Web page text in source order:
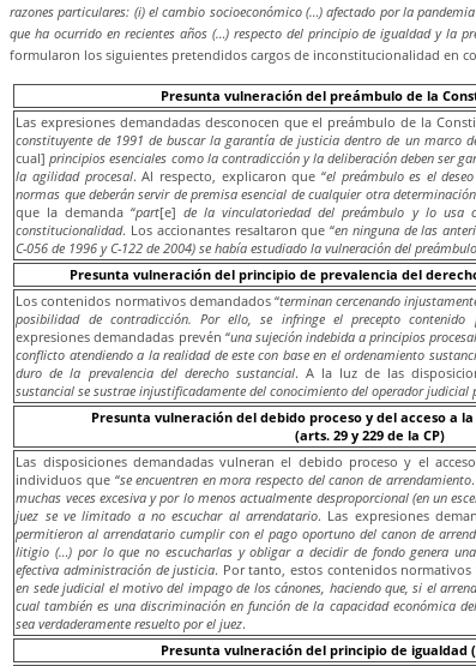
razones particulares: (i) el cambio socioeconómico (…) afectado por la
que ha ocurrido en recientes años (…) respecto del principio de igualdad y la
formularon los siguientes pretendidos cargos de inconstitucionalidad en
Presunta vulneración del preámbulo de la
Las expresiones demandadas desconocen que el preámbulo de la
constituyente de 1991 de buscar la garantía de justicia dentro de un marco
cual] principios esenciales como la contradicción y la deliberación deben ser
la agilidad procesal. Al respecto, explicaron que “el preámbulo es el
normas que deberán servir de premisa esencial de cualquier otra
que la demanda “part[e] de la vinculatoriedad del preámbulo y lo usa
constitucionalidad. Los accionantes resaltaron que “en ninguna de las
C-056 de 1996 y C-122 de 2004) se había estudiado la vulneración del preámbulo
Presunta vulneración del principio de prevalencia del
Los contenidos normativos demandados “terminan cercenando
posibilidad de contradicción. Por ello, se infringe el precepto
expresiones demandadas prevén “una sujeción indebida a principios
conflicto atendiendo a la realidad de este con base en el ordenamiento
duro de la prevalencia del derecho sustancial. A la luz de las
sustancial se sustrae injustificadamente del conocimiento del operador
Presunta vulneración del debido proceso y del acceso a
(arts. 29 y 229 de la CP)
Las disposiciones demandadas vulneran el debido proceso y el
individuos que “se encuentren en mora respecto del canon de arrendamiento
muchas veces excesiva y por lo menos actualmente desproporcional (en un
juez se ve limitado a no escuchar al arrendatario. Las expresiones
permitieron al arrendatario cumplir con el pago oportuno del canon de
litigio (…) por lo que no escucharlas y obligar a decidir de fondo genera
efectiva administración de justicia. Por tanto, estos contenidos normativos
en sede judicial el motivo del impago de los cánones, haciendo que, si el
cual también es una discriminación en función de la capacidad económica
sea verdaderamente resuelto por el juez.
Presunta vulneración del principio de igualdad